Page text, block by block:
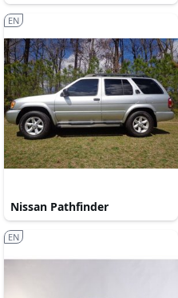
Nissan Pathfinder
EN
EN